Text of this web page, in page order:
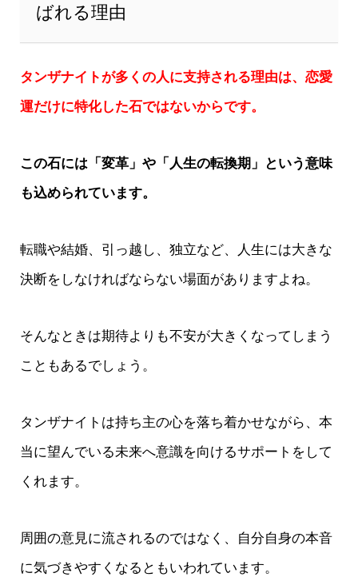
ばれる理由
タンザナイトが多くの人に支持される理由は、恋愛
運だけに特化した石ではないからです。
この石には「変革」や「人生の転換期」という意味
も込められています。
転職や結婚、引っ越し、独立など、人生には大きな
決断をしなければならない場面がありますよね。
そんなときは期待よりも不安が大きくなってしまう
こともあるでしょう。
タンザナイトは持ち主の心を落ち着かせながら、本
当に望んでいる未来へ意識を向けるサポートをして
くれます。
周囲の意見に流されるのではなく、自分自身の本音
に気づきやすくなるともいわれています。